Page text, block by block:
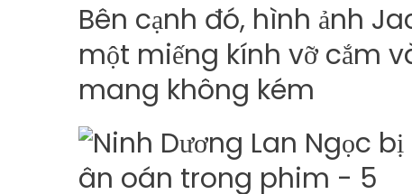
Bên cạnh đó, hình ảnh
một miếng kính vỡ cắm
mang không kém